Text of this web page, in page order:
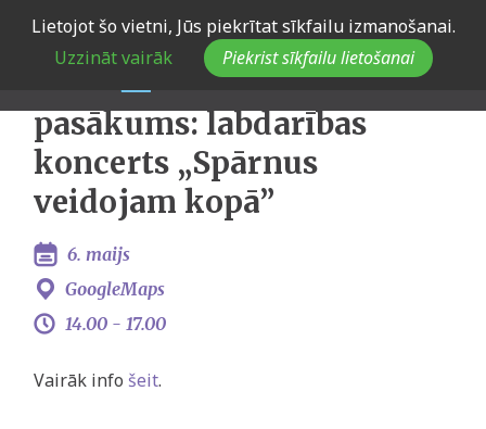
Lietojot šo vietni, Jūs piekrītat sīkfailu izmanošanai.
Uzzināt vairāk
Piekrist sīkfailu lietošanai
Latvijas Jauniešu
galvaspilsēta 2023
pasākums: labdarības
koncerts „Spārnus
veidojam kopā”
GoogleMaps
6. maijs
14.00 - 17.00
Vairāk info šeit.